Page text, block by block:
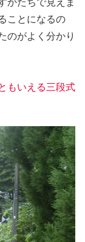
かたちで見えま
ことになるの
のがよく分かり
もいえる三段式